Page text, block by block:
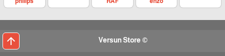
© Versun Store
arrow_upward